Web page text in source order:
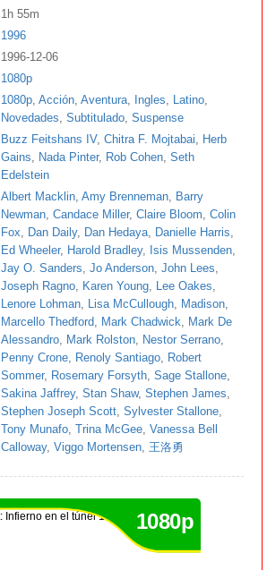
1h 55m
1996
1996-12-06
1080p
1080p Acción Aventura Ingles Latino
Novedades Subtitulado Suspense
Buzz Feitshans IV, Chitra F. Mojtabai
Herb
Gains
Nada Pinter, Rob Cohen Seth
Edelstein
Albert Macklin Amy Brenneman
Barry
Newman Candace Miller, Claire Bloom Colin
Fox
Dan Daily, Dan Hedaya Danielle Harris
Ed Wheeler, Harold Bradley, Isis Mussenden
Jay O. Sanders Jo Anderson John Lees
Joseph Ragno
Karen Young Lee Oakes
Lenore Lohman
Lisa McCullough Madison
Marcello Thedford
Mark Chadwick
Mark De
Alessandro
Mark Rolston Nestor Serrano
Penny Crone
Renoly Santiago
Robert
Sommer, Rosemary Forsyth Sage Stallone
Sakina Jaffrey, Stan Shaw, Stephen James
Stephen Joseph Scott Sylvester Stallone
Tony Munafo Trina McGee Vanessa Bell
Calloway, Viggo Mortensen 王洛勇
1080p